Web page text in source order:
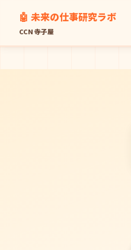
🤖 未来の仕事研究ラボ
CCN 寺子屋